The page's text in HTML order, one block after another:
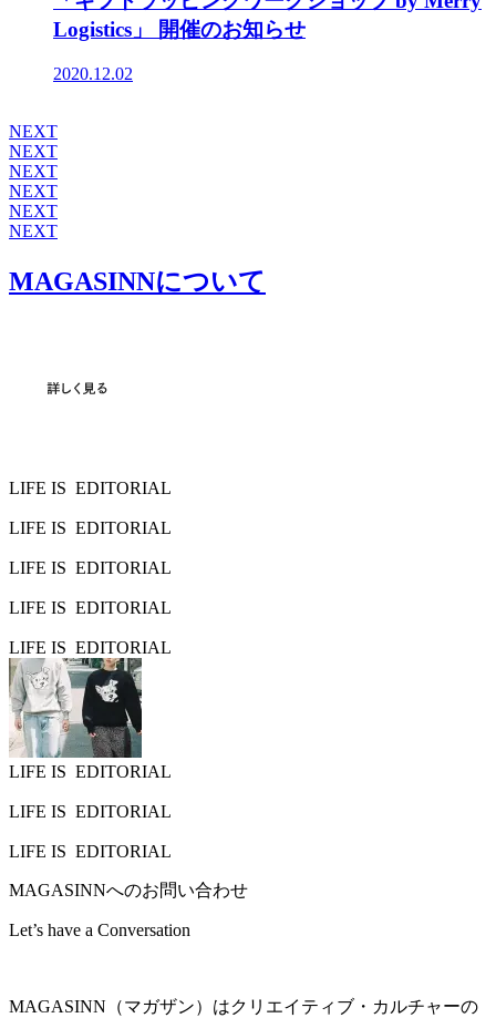
Logistics」 開催のお知らせ
2020.12.02
NEXT
NEXT
NEXT
NEXT
NEXT
NEXT
MAGASINNについて
LIFE IS EDITORIAL
LIFE IS EDITORIAL
LIFE IS EDITORIAL
LIFE IS EDITORIAL
LIFE IS EDITORIAL
LIFE IS EDITORIAL
LIFE IS EDITORIAL
LIFE IS EDITORIAL
MAGASINNへのお問い合わせ
Let’s have a Conversation
MAGASINN（マガザン）はクリエイティブ・カルチャーの